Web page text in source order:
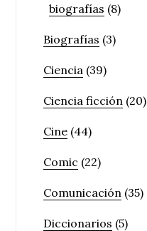
biografías (8)
Biografías (3)
Ciencia (39)
Ciencia ficción (20)
Cine (44)
Comic (22)
Comunicación (35)
Diccionarios (5)